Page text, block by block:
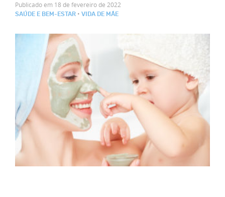
Publicado em 18 de fevereiro de 2022
SAÚDE E BEM-ESTAR • VIDA DE MÃE